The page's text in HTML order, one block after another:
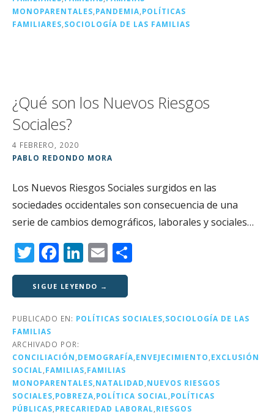
o
k
ir
MONOPARENTALES PANDEMIA POLÍTICAS
FAMILIARES SOCIOLOGÍA DE LAS FAMILIAS
¿Qué son los Nuevos Riesgos
Sociales?
4 FEBRERO, 2020
PABLO REDONDO MORA
Los Nuevos Riesgos Sociales surgidos en las
sociedades occidentales son consecuencia de una
serie de cambios demográficos, laborales y sociales…
T
w
it
te
r
F
a
c
e
o
o
k
Li
n
k
e
n
E
m
ai
l p
rt
ir
SIGUE LEYENDO →
PUBLICADO EN: POLÍTICAS SOCIALES SOCIOLOGÍA DE LAS
FAMILIAS
ARCHIVADO POR:
CONCILIACIÓN DEMOGRAFÍA ENVEJECIMIENTO EXCLUSIÓN
SOCIAL FAMILIAS FAMILIAS
MONOPARENTALES NATALIDAD NUEVOS RIESGOS
SOCIALES POBREZA POLÍTICA SOCIAL POLÍTICAS
PÚBLICAS PRECARIEDAD LABORAL RIESGOS